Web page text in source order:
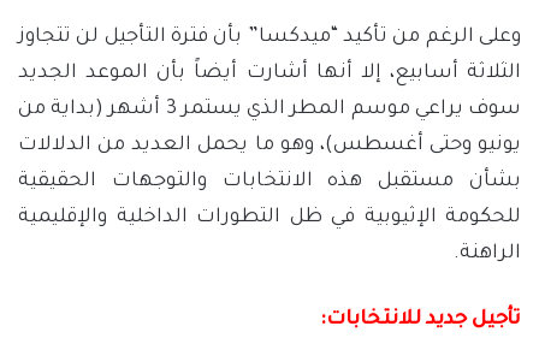
وعلى الرغم من تأكيد “ميدكسا” بأن فترة التأجيل لن تتجاوز
الثلاثة أسابيع، إلا أنها أشارت أيضاً بأن الموعد الجديد
سوف يراعي موسم المطر الذي يستمر 3 أشهر (بداية من
يونيو وحتى أغسطس)، وهو ما يحمل العديد من الدلالات
بشأن مستقبل هذه الانتخابات والتوجهات الحقيقية
للحكومة الإثيوبية في ظل التطورات الداخلية والإقليمية
الراهنة.
تأجيل جديد للانتخابات: